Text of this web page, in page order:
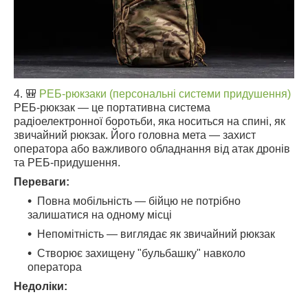
4. 🎒 РЕБ-рюкзаки (персональні системи придушення)
РЕБ-рюкзак — це портативна система
радіоелектронної боротьби, яка носиться на спині, як
звичайний рюкзак. Його головна мета — захист
оператора або важливого обладнання від атак дронів
та РЕБ-придушення.
Переваги:
Повна мобільність — бійцю не потрібно
залишатися на одному місці
Непомітність — виглядає як звичайний рюкзак
Створює захищену "бульбашку" навколо
оператора
Недоліки: